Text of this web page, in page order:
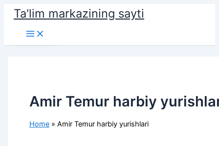
Skip
content
Ta'lim markazining sayti
Main
Menu
Amir Temur harbiy
Home Amir Temur harbiy yurishlari